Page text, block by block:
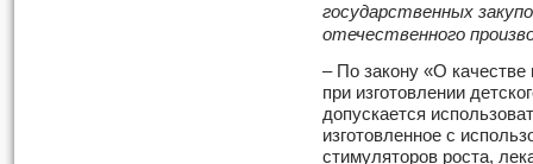
государственных
отечественного
– По закону «О
при изготовлении
допускается
изготовленное с
стимуляторов роста,